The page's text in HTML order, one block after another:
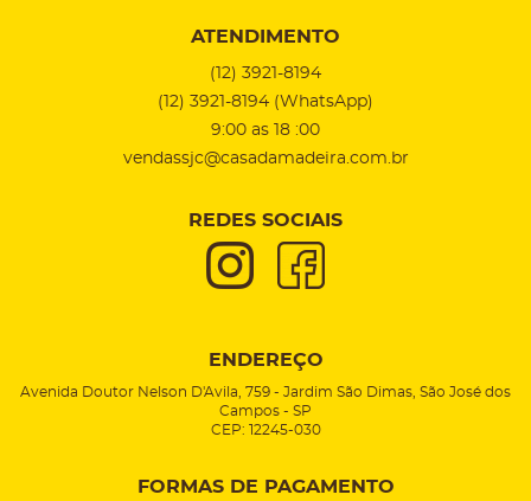
ATENDIMENTO
(12) 3921-8194
(12) 3921-8194 (WhatsApp)
9:00 as 18 :00
vendassjc@casadamadeira.com.br
REDES SOCIAIS
ENDEREÇO
Avenida Doutor Nelson D'Avila, 759 - Jardim São Dimas, São José dos
Campos - SP
CEP: 12245-030
FORMAS DE PAGAMENTO